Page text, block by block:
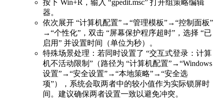
按下 Win+R，输入 “gpedit.msc” 打开组策略编辑
器。
依次展开 “计算机配置”→“管理模板”→“控制面板”
→“个性化”，双击 “屏幕保护程序超时”，选择 “已
启用” 并设置时间（单位为秒）。
特殊场景处理：若同时设置了 “交互式登录：计算
机不活动限制”（路径为 “计算机配置”→“Windows
设置”→“安全设置”→“本地策略”→“安全选
项”），系统会取两者中的较小值作为实际锁屏时
间。建议确保两者设置一致以避免冲突。